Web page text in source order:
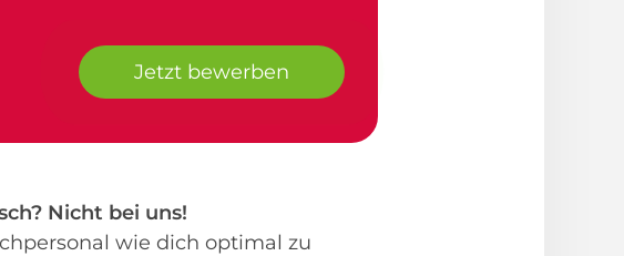
Jetzt bewerben
Nicht bei uns!
wie dich optimal zu